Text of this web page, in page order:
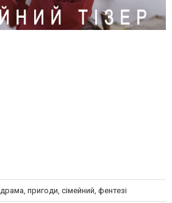
драма, пригоди, сімейний, фентезі